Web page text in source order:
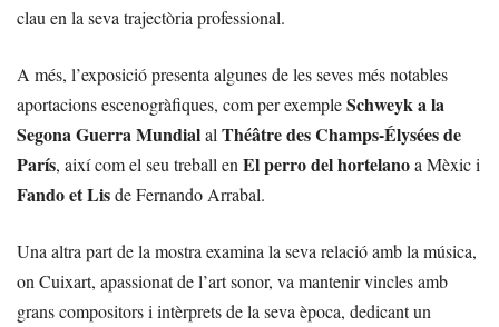
clau en la seva trajectòria professional.
A més, l’exposició presenta algunes de les seves més notables
aportacions escenogràfiques, com per exempleSchweyk a la
Segona Guerra Mundialal Théâtre des Champs-Élysées de
París, així com el seu treball en El perro del hortelanoa Mèxic i
Fando et Lisde Fernando Arrabal.
Una altra part de la mostra examina la seva relació amb la música,
on Cuixart, apassionat de l’art sonor, va mantenir vincles amb
grans compositors i intèrprets de la seva època, dedicant un